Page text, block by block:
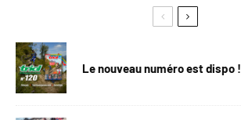
Le nouveau numéro est dispo !